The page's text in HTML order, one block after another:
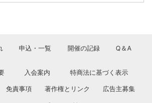
申込・一覧 開催の記録 Q＆A
入会案内 特商法に基づく表示
免責事項 著作権とリンク 広告主募集